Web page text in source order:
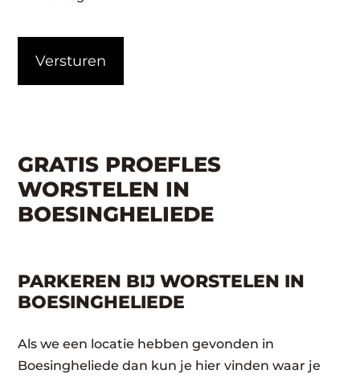
GRATIS PROEFLES
WORSTELEN IN
BOESINGHELIEDE
PARKEREN BIJ WORSTELEN IN
BOESINGHELIEDE
Als we een locatie hebben gevonden in
Boesingheliede dan kun je hier vinden waar je